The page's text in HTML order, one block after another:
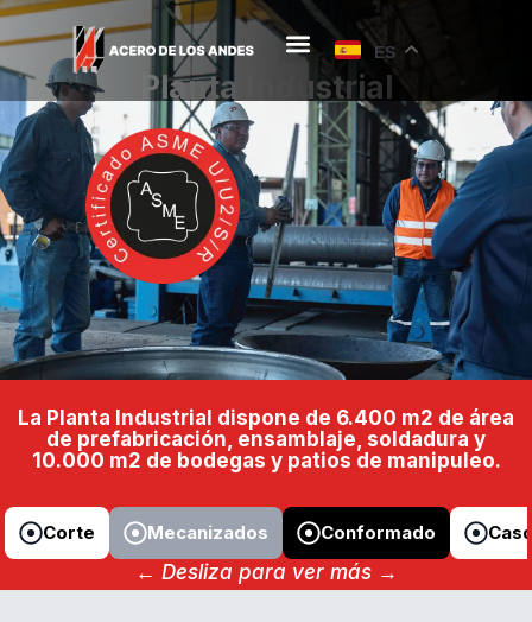
ES
Planta Industrial
La Planta Industrial dispone de 6.400 m2 de área
de prefabricación, ensamblaje, soldadura y
10.000 m2 de bodegas y patios de manipuleo.
Corte Mecanizados Conformado
← Desliza para ver más →